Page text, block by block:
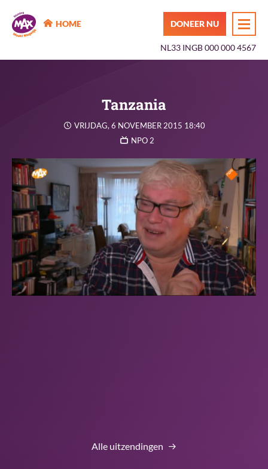
MAX Maakt Mogelijk
HOME DONEER NU
NL33 INGB 000 000 4567
Tanzania
VRIJDAG, 6 NOVEMBER 2015 18:40
NPO 2
Alle uitzendingen